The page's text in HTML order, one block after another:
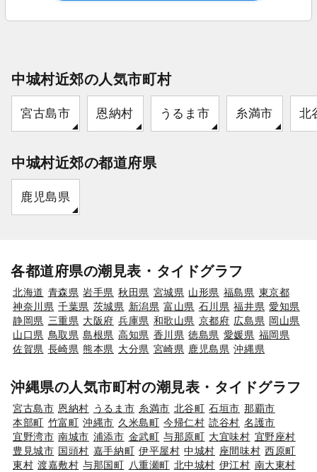
中城村近郊の人気市町村
宮古島市 恩納村 うるま市 糸満市 北
中城村近郊の都道府県
鹿児島県
各都道府県の潮見表・タイドグラフ
北海道 青森県 岩手県 秋田県 宮城県 山形県 福島県 東京都
神奈川県 千葉県 茨城県 新潟県 富山県 石川県 福井県 愛知県
静岡県 三重県 大阪府 兵庫県 和歌山県 京都府 広島県 岡山県
山口県 鳥取県 島根県 高知県 香川県 徳島県 愛媛県 福岡県
佐賀県 長崎県 熊本県 大分県 宮崎県 鹿児島県 沖縄県
沖縄県の人気市町村の潮見表・タイドグラフ
宮古島市 恩納村 うるま市 糸満市 北谷町 石垣市 那覇市
本部町 竹富町 沖縄市 久米島町 今帰仁村 読谷村 名護市
宜野湾市 南城市 浦添市 金武町 与那原町 大宜味村 宜野座村
豊見城市 国頭村 嘉手納町 伊平屋村 中城村 座間味村 西原町
東村 渡嘉敷村 与那国町 八重瀬町 北中城村 伊江村 南大東村